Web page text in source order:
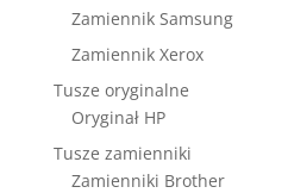
Zamiennik Samsung
Zamiennik Xerox
Tusze oryginalne
Oryginał HP
Tusze zamienniki
Zamienniki Brother